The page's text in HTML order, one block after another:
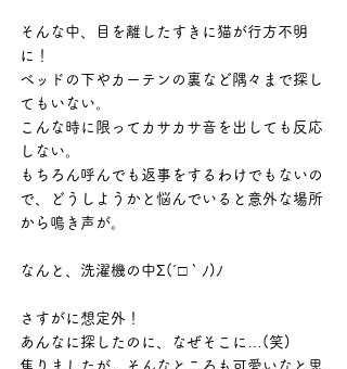
そんな中、目を離したすきに猫が行方不明
に！
ベッドの下やカーテンの裏など隅々まで探し
てもいない。
こんな時に限ってカサカサ音を出しても反応
しない。
もちろん呼んでも返事をするわけでもないの
で、どうしようかと悩んでいると意外な場所
から鳴き声が。
なんと、洗濯機の中Σ(´□｀ﾉ)ﾉ
さすがに想定外！
あんなに探したのに、なぜそこに…(笑)
焦りましたが、そんなところも可愛いなと思